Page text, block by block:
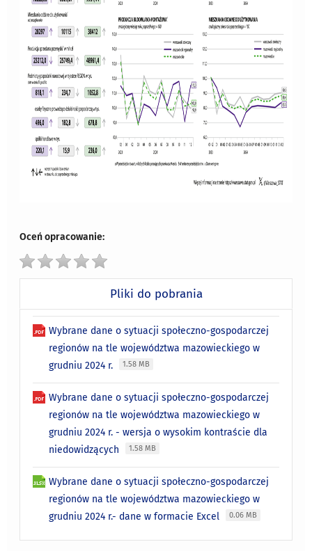
Oceń opracowanie:
Pliki do pobrania
Wybrane dane o sytuacji społeczno-gospodarczej
regionów na tle województwa mazowieckiego w
grudniu 2024 r.
1.58 MB
Wybrane dane o sytuacji społeczno-gospodarczej
regionów na tle województwa mazowieckiego w
grudniu 2024 r. - wersja o wysokim kontraście dla
niedowidzących
1.58 MB
Wybrane dane o sytuacji społeczno-gospodarczej
regionów na tle województwa mazowieckiego w
grudniu 2024 r.- dane w formacie Excel
0.06 MB